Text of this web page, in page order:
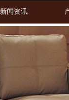
新闻资讯